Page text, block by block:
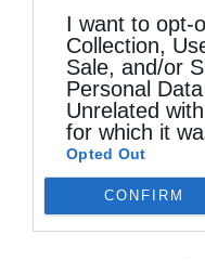
I want to opt-
Collection,
Sale, and/or
Personal
Unrelated
for which it
Opted Out
CONFIRM